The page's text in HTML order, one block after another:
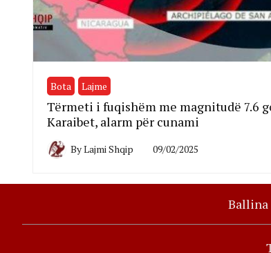
Bota Lajme
Tërmeti i fuqishëm me magnitudë 7.6
Karaibet, alarm për cunami
ByLajmi Shqip 09/02/2025
Ballina